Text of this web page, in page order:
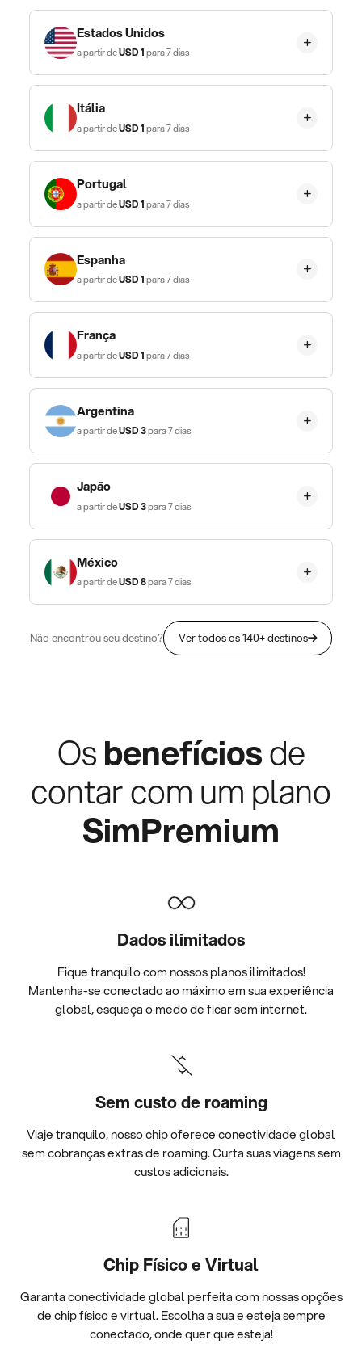
Estados Unidos
a partir deUSD1para 7 dias
Itália
a partir deUSD1para 7 dias
Portugal
a partir deUSD1para 7 dias
Espanha
a partir deUSD1para 7 dias
França
a partir deUSD1para 7 dias
Argentina
a partir deUSD3para 7 dias
Japão
a partir deUSD3para 7 dias
México
a partir deUSD8para 7 dias
Não encontrou seu destino? Ver todos os 140+ destinos
Osbenefíciosde
contar com um plano
SimPremium
Dados ilimitados
Fique tranquilo com nossos planos ilimitados!
Mantenha-se conectado ao máximo em sua experiência
global, esqueça o medo de ficar sem internet.
Sem custo de roaming
Viaje tranquilo, nosso chip oferece conectividade global
sem cobranças extras de roaming. Curta suas viagens sem
custos adicionais.
Chip Físico e Virtual
Garanta conectividade global perfeita com nossas opções
de chip físico e virtual. Escolha a sua e esteja sempre
conectado, onde quer que esteja!